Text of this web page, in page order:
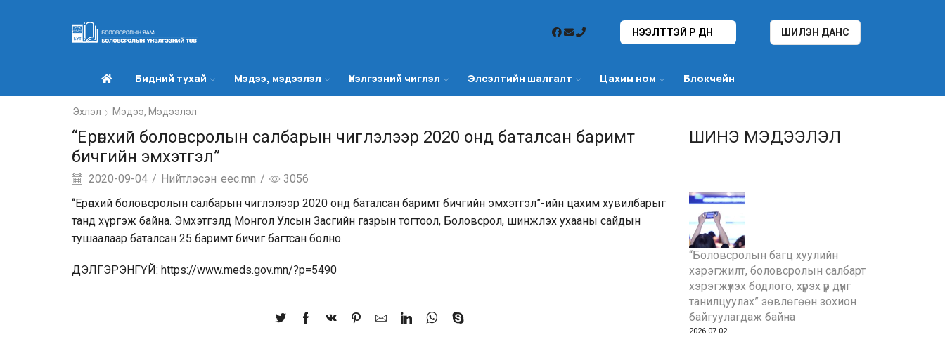
НЭЭЛТТЭЙ ҮР ДҮН ШИЛЭН ДАНС
Бидний тухай Мэдээ, мэдээлэл Үнэлгээний чиглэл Элсэлтийн шалгалт Цахим ном Блокчейн
Эхлэл Мэдээ, Мэдээлэл
“Ерөнхий боловсролын салбарын чиглэлээр 2020 онд баталсан баримт
бичгийн эмхэтгэл”
2020-09-04 / Нийтлэсэн eec.mn /
3056
“Ерөнхий боловсролын салбарын чиглэлээр 2020 онд баталсан баримт бичгийн эмхэтгэл”-ийн цахим хувилбарыг
танд хүргэж байна. Эмхэтгэлд Монгол Улсын Засгийн газрын тогтоол, Боловсрол, шинжлэх ухааны сайдын
тушаалаар баталсан 25 баримт бичиг багтсан болно.
ДЭЛГЭРЭНГҮЙ: https://www.meds.gov.mn/?p=5490
ШИНЭ МЭДЭЭЛЭЛ
“Боловсролын багц хуулийн
хэрэгжилт, боловсролын салбарт
хэрэгжүүлэх бодлого, хүрэх үр дүнг
танилцуулах” зөвлөгөөн зохион
байгуулагдаж байна
2026-07-02